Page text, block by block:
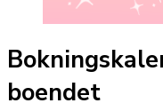
boendet